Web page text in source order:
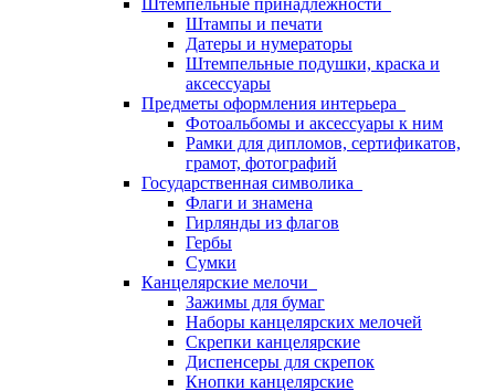
Штемпельные принадлежности
Штампы и печати
Датеры и нумераторы
Штемпельные подушки, краска и
аксессуары
Предметы оформления интерьера
Фотоальбомы и аксессуары к ним
Рамки для дипломов, сертификатов,
грамот, фотографий
Государственная символика
Флаги и знамена
Гирлянды из флагов
Гербы
Сумки
Канцелярские мелочи
Зажимы для бумаг
Наборы канцелярских мелочей
Скрепки канцелярские
Диспенсеры для скрепок
Кнопки канцелярские